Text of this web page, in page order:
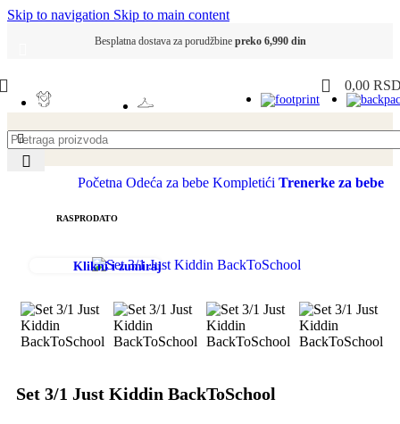
Skip to navigation Skip to main content
Besplatna dostava za porudžbine preko 6,990 din
0,00
Početna Odeća za bebe Kompletići Trenerke za bebe
RASPRODATO
Klikni i zumiraj
Set 3/1 Just Kiddin BackToSchool